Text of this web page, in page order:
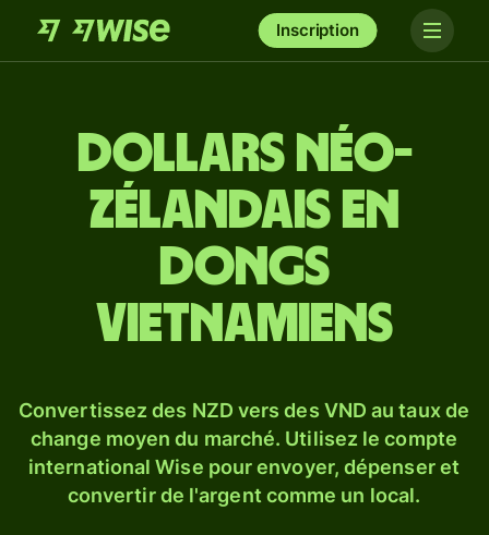
Inscription
Dollars néo-
zélandais en
dongs
vietnamiens
Convertissez des NZD vers des VND au taux de
change moyen du marché. Utilisez le compte
international Wise pour envoyer, dépenser et
convertir de l'argent comme un local.